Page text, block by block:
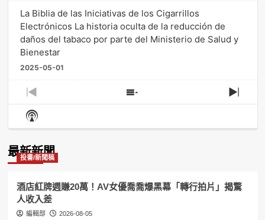
La Biblia de las Iniciativas de los Cigarrillos
Electrónicos La historia oculta de la reducción de
daños del tabaco por parte del Ministerio de Salud y
Bienestar
2025-05-01
Previous
Episode
Show
Episodes
Next
Show
Podcast
最新新聞
投書/新聞稿
酒店紅牌週賺20萬！AV女優喬喬爆黑幕「轉行拍片」揭驚
人收入差
編輯部 2026-08-05